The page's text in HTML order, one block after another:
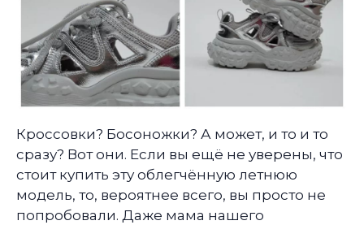
Кроссовки? Босоножки? А может, и то и то
сразу? Вот они. Если вы ещё не уверены, что
стоит купить эту облегчённую летнюю
модель, то, вероятнее всего, вы просто не
попробовали. Даже мама нашего